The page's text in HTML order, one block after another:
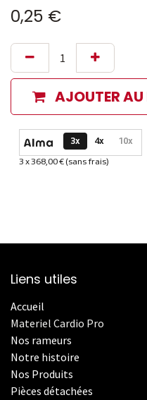
0,25 €
AJOUTER AU
Options de paiement
3x 4x 10x
Informations sur le plan
3 x 368,00 € (sans frais)
Liens utiles
Accueil
Materiel Cardio Pro
Nos rameurs
Notre histoire
Nos Produits
Pièces détachées